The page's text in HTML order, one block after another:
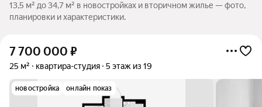
13,5 м² до 34,7 м² в новостройках и вторичном жилье — фото,
планировки и характеристики.
7 700 000 ₽
25 м² квартира-студия 5 этаж из 19
новостройка онлайн показ